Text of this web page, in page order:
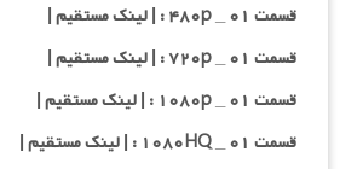
قسمت ۰۱ _ ۴۸۰p : | لینک مستقیم |
قسمت ۰۱ _ ۷۲۰p : | لینک مستقیم |
قسمت ۰۱ _ ۱۰۸۰p : | لینک مستقیم |
قسمت ۰۱ _ ۱۰۸۰HQ : | لینک مستقیم |